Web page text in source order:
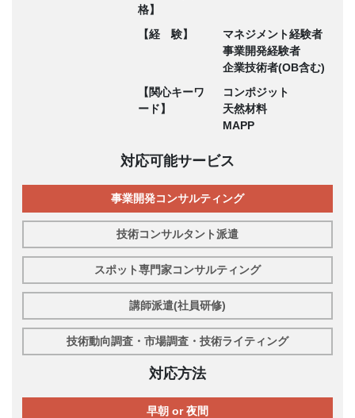
格】
【経 験】
マネジメント経験者
事業開発経験者
企業技術者(OB含む)
【関心キーワ
ード】
コンポジット
天然材料
MAPP
対応可能サービス
事業開発コンサルティング
技術コンサルタント派遣
スポット専門家コンサルティング
講師派遣(社員研修)
技術動向調査・市場調査・技術ライティング
対応方法
早朝 or 夜間